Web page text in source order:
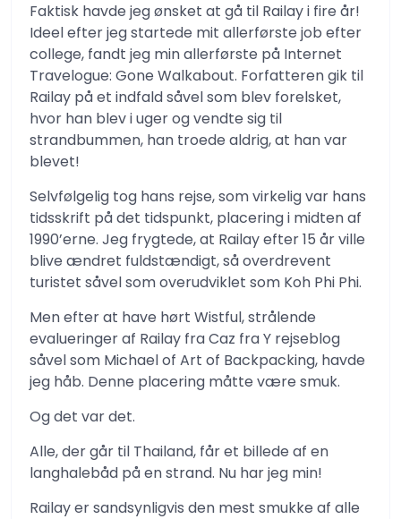
Faktisk havde jeg ønsket at gå til Railay i fire år!
Ideel efter jeg startede mit allerførste job efter
college, fandt jeg min allerførste på Internet
Travelogue: Gone Walkabout. Forfatteren gik til
Railay på et indfald såvel som blev forelsket,
hvor han blev i uger og vendte sig til
strandbummen, han troede aldrig, at han var
blevet!
Selvfølgelig tog hans rejse, som virkelig var hans
tidsskrift på det tidspunkt, placering i midten af
1990’erne. Jeg frygtede, at Railay efter 15 år ville
blive ændret fuldstændigt, så overdrevent
turistet såvel som overudviklet som Koh Phi Phi.
Men efter at have hørt Wistful, strålende
evalueringer af Railay fra Caz fra Y rejseblog
såvel som Michael of Art of Backpacking, havde
jeg håb. Denne placering måtte være smuk.
Og det var det.
Alle, der går til Thailand, får et billede af en
langhalebåd på en strand. Nu har jeg min!
Railay er sandsynligvis den mest smukke af alle